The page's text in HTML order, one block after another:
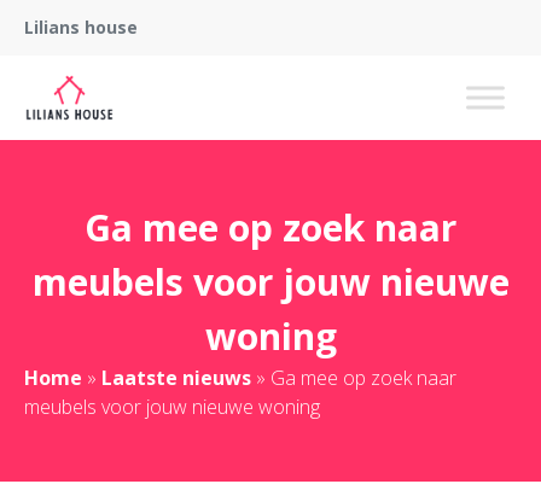
Lilians house
Ga mee op zoek naar
meubels voor jouw nieuwe
woning
Home » Laatste nieuws » Ga mee op zoek naar
meubels voor jouw nieuwe woning